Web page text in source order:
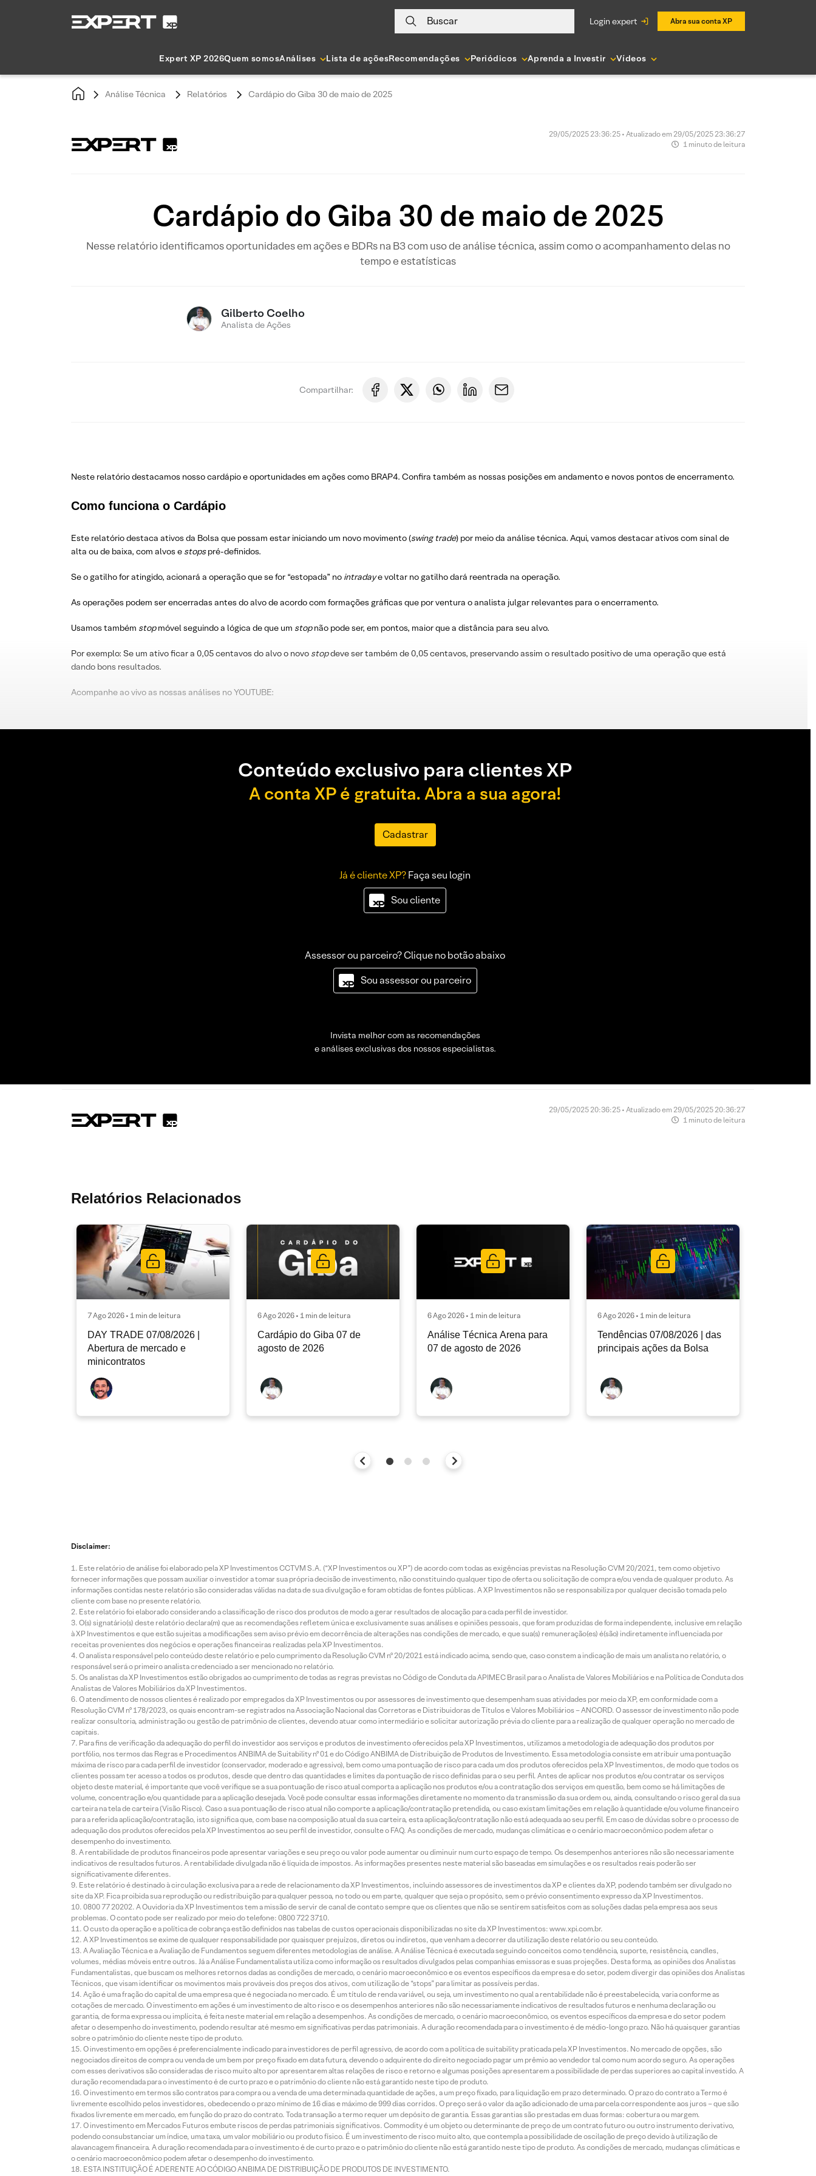
Buscar login expert Abra sua conta XP
Expert XP 2026Quem somosAnálises Lista de açõesRecomendações Periódicos Aprenda a Investir Vídeos
Análise Técnica Relatórios Cardápio do Giba 30 de maio de 2025
29/05/2025 23:36:25 • Atualizado em 29/05/2025 23:36:27
1 minuto de leitura
Cardápio do Giba 30 de maio de 2025
Nesse relatório identificamos oportunidades em ações e BDRs na B3 com uso de análise técnica, assim como o acompanhamento delas no
tempo e estatísticas
Gilberto Coelho
Analista de Ações
Compartilhar:
Neste relatório destacamos nosso cardápio e oportunidades em ações como BRAP4. Confira também as nossas posições em andamento e novos pontos de encerramento.
Como funciona o Cardápio
Este relatório destaca ativos da Bolsa que possam estar iniciando um novo movimento (swing trade) por meio da análise técnica. Aqui, vamos destacar ativos com sinal de
alta ou de baixa, com alvos e stopspré-definidos.
Se o gatilho for atingido, acionará a operação que se for “estopada” no intradaye voltar no gatilho dará reentrada na operação.
As operações podem ser encerradas antes do alvo de acordo com formações gráficas que por ventura o analista julgar relevantes para o encerramento.
Usamos também stopmóvel seguindo a lógica de que um stopnão pode ser, em pontos, maior que a distância para seu alvo.
Por exemplo: Se um ativo ficar a 0,05 centavos do alvo o novo stopdeve ser também de 0,05 centavos, preservando assim o resultado positivo de uma operação que está
dando bons resultados.
Acompanhe ao vivo as nossas análises no YOUTUBE:
Conteúdo exclusivo para clientes XP
A conta XP é gratuita. Abra a sua agora!
Cadastrar
Já é cliente XP?Faça seu login
Sou cliente
Assessor ou parceiro? Clique no botão abaixo
Sou assessor ou parceiro
Invista melhor com as recomendações
e análises exclusivas dos nossos especialistas.
29/05/2025 20:36:25 • Atualizado em 29/05/2025 20:36:27
1 minuto de leitura
Relatórios Relacionados
7 Ago 2026 • 1 min de leitura
DAY TRADE 07/08/2026 |
Abertura de mercado e
minicontratos
6 Ago 2026 • 1 min de leitura
Cardápio do Giba 07 de
agosto de 2026
6 Ago 2026 • 1 min de leitura
Análise Técnica Arena para
07 de agosto de 2026
6 Ago 2026 • 1 min de leitura
Tendências 07/08/2026 | das
principais ações da Bolsa
Disclaimer:
Este relatório de análise foi elaborado pela XP Investimentos CCTVM S.A. (“XP Investimentos ou XP”) de acordo com todas as exigências previstas na Resolução CVM 20/2021, tem como objetivo
fornecer informações que possam auxiliar o investidor a tomar sua própria decisão de investimento, não constituindo qualquer tipo de oferta ou solicitação de compra e/ou venda de qualquer produto. As
informações contidas neste relatório são consideradas válidas na data de sua divulgação e foram obtidas de fontes públicas. A XP Investimentos não se responsabiliza por qualquer decisão tomada pelo
cliente com base no presente relatório.
Este relatório foi elaborado considerando a classificação de risco dos produtos de modo a gerar resultados de alocação para cada perfil de investidor.
O(s) signatário(s) deste relatório declara(m) que as recomendações refletem única e exclusivamente suas análises e opiniões pessoais, que foram produzidas de forma independente, inclusive em relação
à XP Investimentos e que estão sujeitas a modificações sem aviso prévio em decorrência de alterações nas condições de mercado, e que sua(s) remuneração(es) é(são) indiretamente influenciada por
receitas provenientes dos negócios e operações financeiras realizadas pela XP Investimentos.
O analista responsável pelo conteúdo deste relatório e pelo cumprimento da Resolução CVM nº 20/2021 está indicado acima, sendo que, caso constem a indicação de mais um analista no relatório, o
responsável será o primeiro analista credenciado a ser mencionado no relatório.
Os analistas da XP Investimentos estão obrigados ao cumprimento de todas as regras previstas no Código de Conduta da APIMEC Brasil para o Analista de Valores Mobiliários e na Política de Conduta dos
Analistas de Valores Mobiliários da XP Investimentos.
O atendimento de nossos clientes é realizado por empregados da XP Investimentos ou por assessores de investimento que desempenham suas atividades por meio da XP, em conformidade com a
Resolução CVM nº 178/2023, os quais encontram-se registrados na Associação Nacional das Corretoras e Distribuidoras de Títulos e Valores Mobiliários – ANCORD. O assessor de investimento não pode
realizar consultoria, administração ou gestão de patrimônio de clientes, devendo atuar como intermediário e solicitar autorização prévia do cliente para a realização de qualquer operação no mercado de
capitais.
Para fins de verificação da adequação do perfil do investidor aos serviços e produtos de investimento oferecidos pela XP Investimentos, utilizamos a metodologia de adequação dos produtos por
portfólio, nos termos das Regras e Procedimentos ANBIMA de Suitability nº 01 e do Código ANBIMA de Distribuição de Produtos de Investimento. Essa metodologia consiste em atribuir uma pontuação
máxima de risco para cada perfil de investidor (conservador, moderado e agressivo), bem como uma pontuação de risco para cada um dos produtos oferecidos pela XP Investimentos, de modo que todos os
clientes possam ter acesso a todos os produtos, desde que dentro das quantidades e limites da pontuação de risco definidas para o seu perfil. Antes de aplicar nos produtos e/ou contratar os serviços
objeto deste material, é importante que você verifique se a sua pontuação de risco atual comporta a aplicação nos produtos e/ou a contratação dos serviços em questão, bem como se há limitações de
volume, concentração e/ou quantidade para a aplicação desejada. Você pode consultar essas informações diretamente no momento da transmissão da sua ordem ou, ainda, consultando o risco geral da sua
carteira na tela de carteira (Visão Risco). Caso a sua pontuação de risco atual não comporte a aplicação/contratação pretendida, ou caso existam limitações em relação à quantidade e/ou volume financeiro
para a referida aplicação/contratação, isto significa que, com base na composição atual da sua carteira, esta aplicação/contratação não está adequada ao seu perfil. Em caso de dúvidas sobre o processo de
adequação dos produtos oferecidos pela XP Investimentos ao seu perfil de investidor, consulte o FAQ. As condições de mercado, mudanças climáticas e o cenário macroeconômico podem afetar o
desempenho do investimento.
A rentabilidade de produtos financeiros pode apresentar variações e seu preço ou valor pode aumentar ou diminuir num curto espaço de tempo. Os desempenhos anteriores não são necessariamente
indicativos de resultados futuros. A rentabilidade divulgada não é líquida de impostos. As informações presentes neste material são baseadas em simulações e os resultados reais poderão ser
significativamente diferentes.
Este relatório é destinado à circulação exclusiva para a rede de relacionamento da XP Investimentos, incluindo assessores de investimentos da XP e clientes da XP, podendo também ser divulgado no
site da XP. Fica proibida sua reprodução ou redistribuição para qualquer pessoa, no todo ou em parte, qualquer que seja o propósito, sem o prévio consentimento expresso da XP Investimentos.
0800 77 20202. A Ouvidoria da XP Investimentos tem a missão de servir de canal de contato sempre que os clientes que não se sentirem satisfeitos com as soluções dadas pela empresa aos seus
problemas. O contato pode ser realizado por meio do telefone: 0800 722 3710.
O custo da operação e a política de cobrança estão definidos nas tabelas de custos operacionais disponibilizadas no site da XP Investimentos: www.xpi.com.br.
A XP Investimentos se exime de qualquer responsabilidade por quaisquer prejuízos, diretos ou indiretos, que venham a decorrer da utilização deste relatório ou seu conteúdo.
A Avaliação Técnica e a Avaliação de Fundamentos seguem diferentes metodologias de análise. A Análise Técnica é executada seguindo conceitos como tendência, suporte, resistência, candles,
volumes, médias móveis entre outros. Já a Análise Fundamentalista utiliza como informação os resultados divulgados pelas companhias emissoras e suas projeções. Desta forma, as opiniões dos Analistas
Fundamentalistas, que buscam os melhores retornos dadas as condições de mercado, o cenário macroeconômico e os eventos específicos da empresa e do setor, podem divergir das opiniões dos Analistas
Técnicos, que visam identificar os movimentos mais prováveis dos preços dos ativos, com utilização de “stops” para limitar as possíveis perdas.
Ação é uma fração do capital de uma empresa que é negociada no mercado. É um título de renda variável, ou seja, um investimento no qual a rentabilidade não é preestabelecida, varia conforme as
cotações de mercado. O investimento em ações é um investimento de alto risco e os desempenhos anteriores não são necessariamente indicativos de resultados futuros e nenhuma declaração ou
garantia, de forma expressa ou implícita, é feita neste material em relação a desempenhos. As condições de mercado, o cenário macroeconômico, os eventos específicos da empresa e do setor podem
afetar o desempenho do investimento, podendo resultar até mesmo em significativas perdas patrimoniais. A duração recomendada para o investimento é de médio-longo prazo. Não há quaisquer garantias
sobre o patrimônio do cliente neste tipo de produto.
O investimento em opções é preferencialmente indicado para investidores de perfil agressivo, de acordo com a política de suitability praticada pela XP Investimentos. No mercado de opções, são
negociados direitos de compra ou venda de um bem por preço fixado em data futura, devendo o adquirente do direito negociado pagar um prêmio ao vendedor tal como num acordo seguro. As operações
com esses derivativos são consideradas de risco muito alto por apresentarem altas relações de risco e retorno e algumas posições apresentarem a possibilidade de perdas superiores ao capital investido. A
duração recomendada para o investimento é de curto prazo e o patrimônio do cliente não está garantido neste tipo de produto.
O investimento em termos são contratos para compra ou a venda de uma determinada quantidade de ações, a um preço fixado, para liquidação em prazo determinado. O prazo do contrato a Termo é
livremente escolhido pelos investidores, obedecendo o prazo mínimo de 16 dias e máximo de 999 dias corridos. O preço será o valor da ação adicionado de uma parcela correspondente aos juros – que são
fixados livremente em mercado, em função do prazo do contrato. Toda transação a termo requer um depósito de garantia. Essas garantias são prestadas em duas formas: cobertura ou margem.
O investimento em Mercados Futuros embute riscos de perdas patrimoniais significativos. Commodity é um objeto ou determinante de preço de um contrato futuro ou outro instrumento derivativo,
podendo consubstanciar um índice, uma taxa, um valor mobiliário ou produto físico. É um investimento de risco muito alto, que contempla a possibilidade de oscilação de preço devido à utilização de
alavancagem financeira. A duração recomendada para o investimento é de curto prazo e o patrimônio do cliente não está garantido neste tipo de produto. As condições de mercado, mudanças climáticas e
o cenário macroeconômico podem afetar o desempenho do investimento.
ESTA INSTITUIÇÃO É ADERENTE AO CÓDIGO ANBIMA DE DISTRIBUIÇÃO DE PRODUTOS DE INVESTIMENTO.